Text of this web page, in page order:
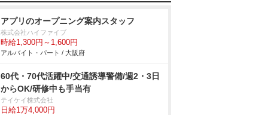
アプリのオープニング案内スタッフ
株式会社ハイファイブ
時給1,300円～1,600円
アルバイト・パート / 大阪府
60代・70代活躍中/交通誘導警備/週2・3日
からOK/研修中も手当有
テイケイ株式会社
日給1万4,000円